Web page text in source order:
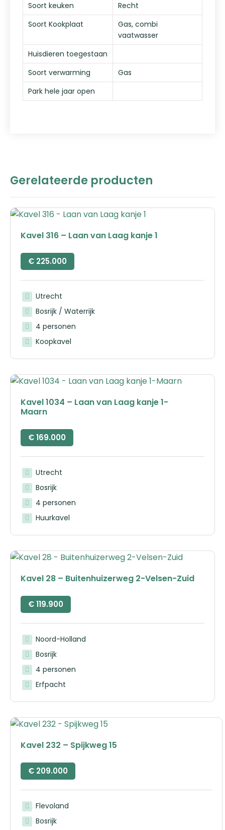
Soort keuken
Recht
Soort Kookplaat
Gas, combi
vaatwasser
Huisdieren toegestaan
Soort verwarming
Gas
Park hele jaar open
Gerelateerde producten
Kavel 316 – Laan van Laag kanje 1
€ 225.000
Utrecht
Bosrijk / Waterrijk
4 personen
Koopkavel
Kavel 1034 – Laan van Laag kanje 1-
Maarn
€169.000
Utrecht
Bosrijk
4 personen
Huurkavel
Kavel 28 – Buitenhuizerweg 2-Velsen-Zuid
€119.900
Noord-Holland
Bosrijk
4 personen
Erfpacht
Kavel 232 – Spijkweg 15
€ 209.000
Flevoland
Bosrijk